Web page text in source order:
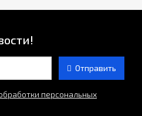
Отправить
персональных